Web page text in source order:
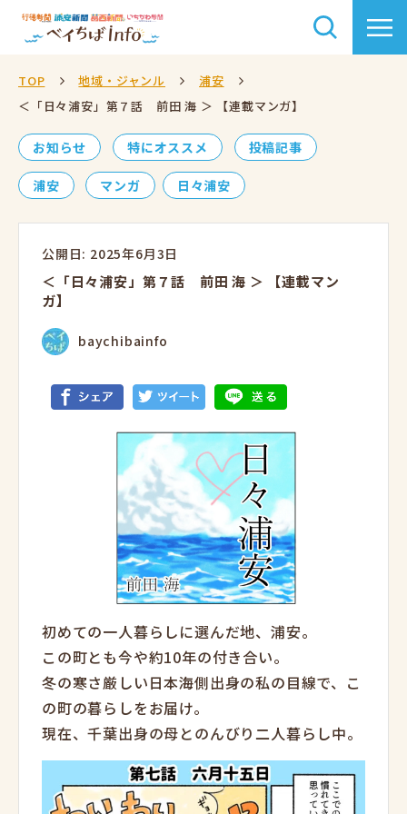
TOP 地域・ジャンル
浦安
＜「日々浦安」第７話 前田 海 ＞ 【連載マンガ】
お知らせ 特にオススメ 投稿記事
浦安 マンガ 日々浦安
公開日: 2025年6月3日
＜「日々浦安」第７話 前田 海 ＞ 【連載マン
ガ】
baychibainfo
初めての一人暮らしに選んだ地、浦安。
この町とも今や約10年の付き合い。
冬の寒さ厳しい日本海側出身の私の目線で、こ
の町の暮らしをお届け。
現在、千葉出身の母とのんびり二人暮らし中。